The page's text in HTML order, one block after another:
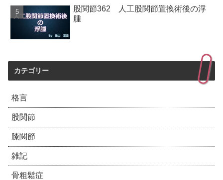
股関節362 人工股関節置換術後の浮
腫
カテゴリー
格言
股関節
膝関節
雑記
骨粗鬆症